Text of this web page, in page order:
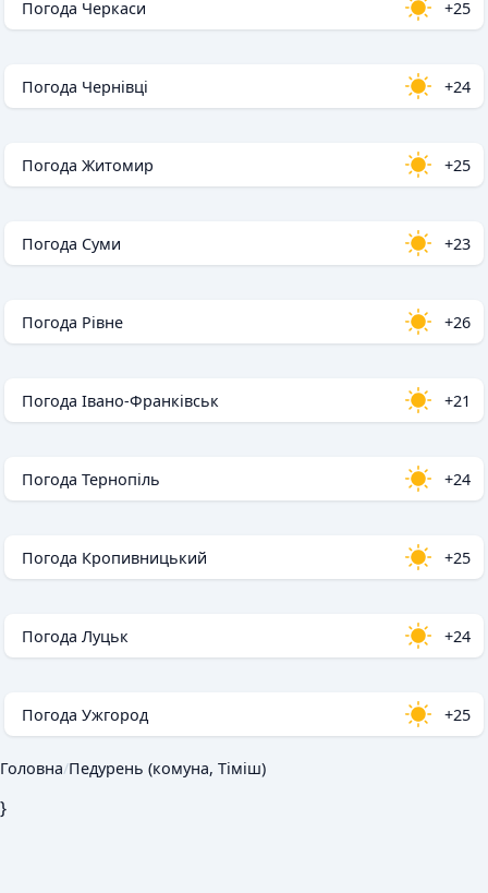
Погода Черкаси +25
Погода Чернівці +24
Погода Житомир +25
Погода Суми +23
Погода Рівне +26
Погода Івано-Франківськ +21
Погода Тернопіль +24
Погода Кропивницький +25
Погода Луцьк +24
Погода Ужгород +25
Головна/Педурень (комуна, Тіміш)
}